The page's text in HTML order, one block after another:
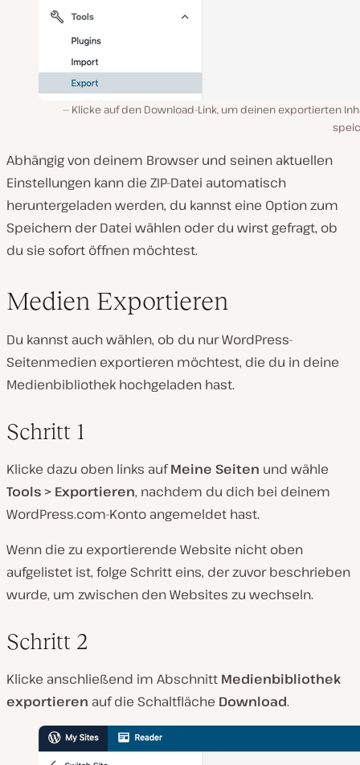
Klicke auf den Download-Link, um deinen exportierten
Abhängig von deinem Browser und seinen aktuellen
Einstellungen kann die ZIP-Datei automatisch
heruntergeladen werden, du kannst eine Option zum
Speichern der Datei wählen oder du wirst gefragt, ob
du sie sofort öffnen möchtest.
Medien Exportieren
Du kannst auch wählen, ob du nur WordPress-
Seitenmedien exportieren möchtest, die du in deine
Medienbibliothek hochgeladen hast.
Schritt 1
Klicke dazu oben links aufMeine Seiten und wähle
Tools > Exportieren, nachdem du dich bei deinem
WordPress.com-Konto angemeldet hast.
Wenn die zu exportierende Website nicht oben
aufgelistet ist, folge Schritt eins, der zuvor beschrieben
wurde, um zwischen den Websites zu wechseln.
Schritt 2
Klicke anschließend im Abschnitt Medienbibliothek
exportieren auf die Schaltfläche Download.